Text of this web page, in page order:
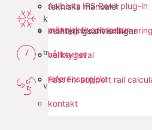
tekniska manualer
monteringsanvisningar
Aalberts IPS Revit plug-in
verktyg för
verktygsval
Fast Fix support rail
människor och kultur
hållbarhet
referensprojekt
kontakt
kyla
tryckluft
vakuum